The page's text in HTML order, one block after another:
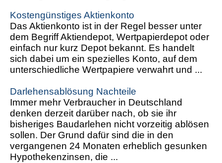
Kostengünstiges Aktienkonto
Das Aktienkonto ist in der Regel besser unter
dem Begriff Aktiendepot, Wertpapierdepot oder
einfach nur kurz Depot bekannt. Es handelt
sich dabei um ein spezielles Konto, auf dem
unterschiedliche Wertpapiere verwahrt und ...
Darlehensablösung Nachteile
Immer mehr Verbraucher in Deutschland
denken derzeit darüber nach, ob sie ihr
bisheriges Baudarlehen nicht vorzeitig ablösen
sollen. Der Grund dafür sind die in den
vergangenen 24 Monaten erheblich gesunken
Hypothekenzinsen, die ...